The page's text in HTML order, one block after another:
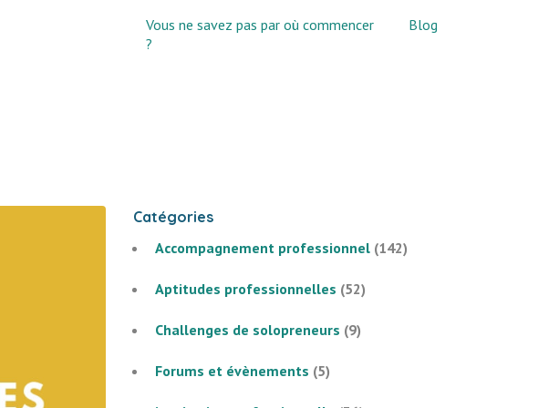
Vous ne savez pas par où commencer
?
Blog
Catégories
Accompagnement professionnel (142)
Aptitudes professionnelles (52)
Challenges de solopreneurs (9)
Forums et évènements (5)